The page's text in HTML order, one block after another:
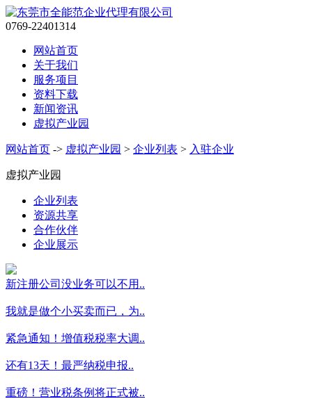
0769-22401314
网站首页
关于我们
服务项目
资料下载
新闻资讯
虚拟产业园
网站首页 -> 虚拟产业园 > 企业列表 > 入驻企业
虚拟产业园
企业列表
资源共享
合作伙伴
企业展示
新注册公司没业务可以不用..
我就是做个小买卖而已，为..
紧急通知！增值税税率大调..
还有13天！最严纳税申报..
重磅！营业税条例将正式被..